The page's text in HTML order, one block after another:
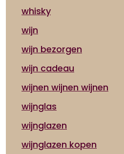
whisky
wijn
wijn bezorgen
wijn cadeau
wijnen wijnen wijnen
wijnglas
wijnglazen
wijnglazen kopen